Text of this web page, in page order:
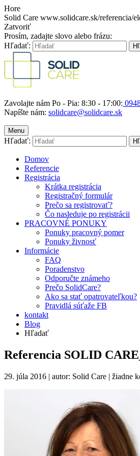
Hore
Solid Care www.solidcare.sk/referencia/
Zatvoriť
Prosím, zadajte slovo alebo frázu:
Hľadať:
Zavolajte nám Po - Pia: 8:30 - 17:00:
Napíšte nám: solidcare@solidcare.sk
Menu
Hľadať:
Domov
Referencie
Registrácia
Krátka registrácia
Registračný formulár
Prečo sa registrovať?
Čo nasleduje po registrácii
PRACOVNÉ PONUKY
Ponuky pracovný pomer
Ponuky živnosť
Informácie
FAQ
Poradenstvo
Odporučte známeho
Prečo SolidCare?
Ako sa stať opatrovateľkou?
Pravidlá súťaže FB
kontakt
Blog
Hľadať
Referencia SOLID
29. júla 2016 | autor: Solid Care | žiadne